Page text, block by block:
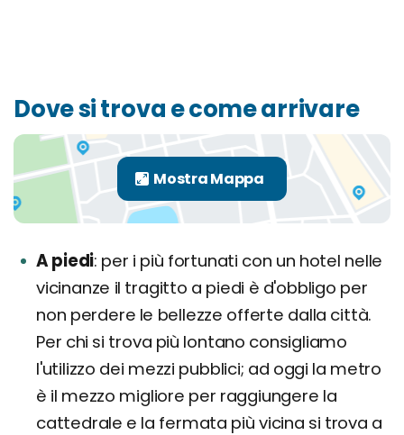
Dove si trova e come arrivare
A piedi per i più fortunati con un hotel nelle
vicinanze il tragitto a piedi è d'obbligo per
non perdere le bellezze offerte dalla città.
Per chi si trova più lontano consigliamo
l'utilizzo dei mezzi pubblici; ad oggi la metro
è il mezzo migliore per raggiungere la
cattedrale e la fermata più vicina si trova a